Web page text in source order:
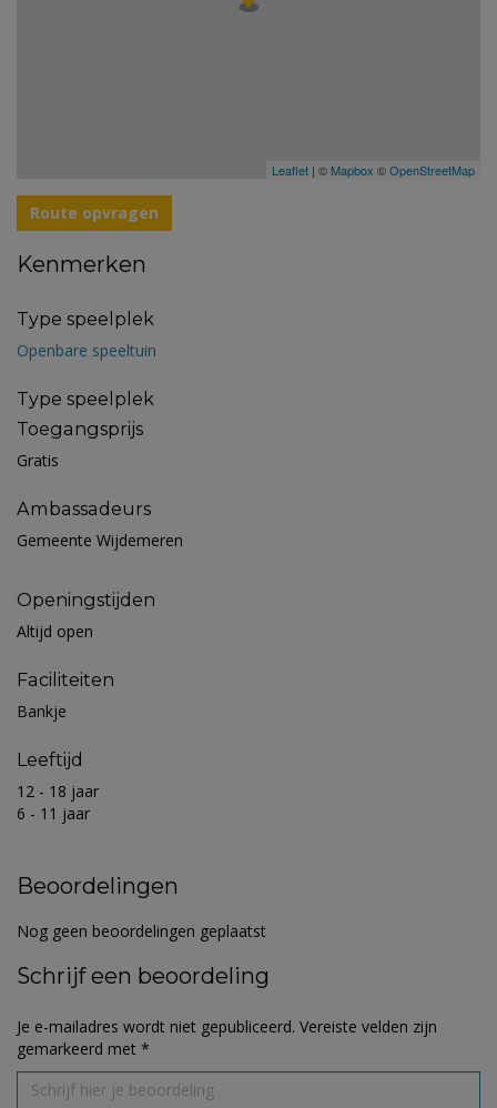
Leaflet | © Mapbox ©OpenStreetMap
Route opvragen
Kenmerken
Type speelplek
Openbare speeltuin
Type speelplek
Toegangsprijs
Gratis
Ambassadeurs
Gemeente Wijdemeren
Openingstijden
Altijd open
Faciliteiten
Bankje
Leeftijd
12 - 18 jaar
6 - 11 jaar
Beoordelingen
Nog geen beoordelingen geplaatst
Schrijf een beoordeling
Je e-mailadres wordt niet gepubliceerd. Vereiste velden zijn
gemarkeerd met *